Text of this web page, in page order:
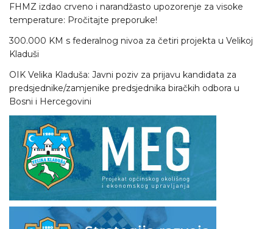
FHMZ izdao crveno i narandžasto upozorenje za visoke
temperature: Pročitajte preporuke!
300.000 KM s federalnog nivoa za četiri projekta u Velikoj
Kladuši
OIK Velika Kladuša: Javni poziv za prijavu kandidata za
predsjednike/zamjenike predsjednika biračkih odbora u
Bosni i Hercegovini